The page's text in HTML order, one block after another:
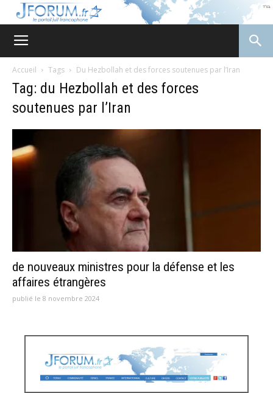
Accueil Tags Du Hezbollah et des forces soutenues par l’Iran
Tag: du Hezbollah et des forces
soutenues par l’Iran
de nouveaux ministres pour la défense et les
affaires étrangères
publié le 8 novembre 2024